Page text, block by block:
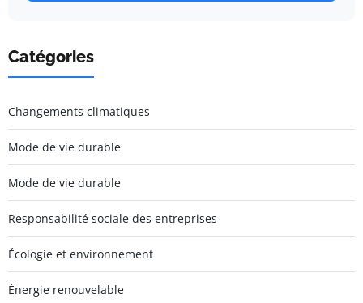
Catégories
Changements climatiques
Mode de vie durable
Mode de vie durable
Responsabilité sociale des entreprises
Écologie et environnement
Énergie renouvelable